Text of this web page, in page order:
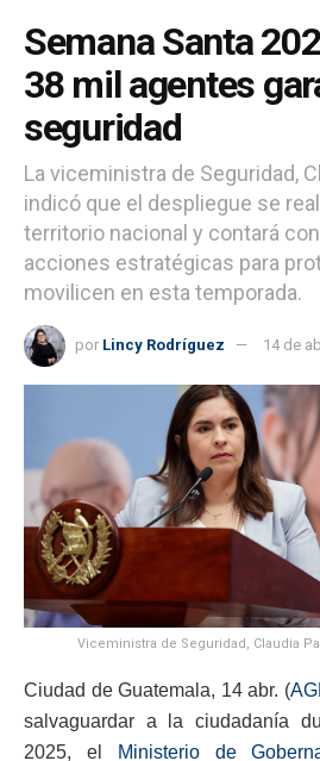
Semana Santa
38 mil agentes
seguridad
La viceministra de Seguridad,
indicó que el despliegue se
territorio nacional y contará
acciones estratégicas para
movilicen en esta temporada.
por Lincy Rodríguez 14 de
Viceministra de Seguridad, Claudia
Ciudad de Guatemala, 14 abr. (
salvaguardar a la ciudadanía
2025, el
Ministerio de